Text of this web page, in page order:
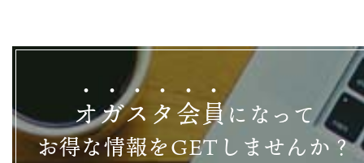
オガス タ会員になって
お得な情報をGETしませんか？